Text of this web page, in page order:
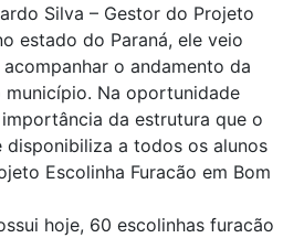
Silva – Gestor do Projeto
estado do Paraná, ele veio
o andamento da
município. Na oportunidade
da estrutura que o
disponibiliza a todos os alunos
Escolinha Furacão em Bom
hoje, 60 escolinhas furacão